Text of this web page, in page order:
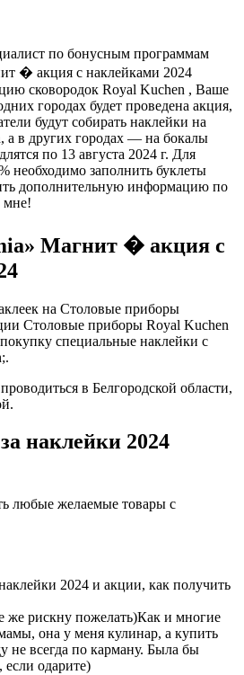
по бонусным программам
� акция с наклейками 2024
сковородок Royal Kuchen , Ваше
городах будет проведена акция,
будут собирать наклейки на
а в других городах — на бокалы
по 13 августа 2024 г. Для
необходимо заполнить буклеты
дополнительную информацию по
мне!
Магнит � акция с
на Столовые приборы
Столовые приборы Royal Kuchen
покупку специальные наклейки с
в Белгородской области,
наклейки 2024
любые желаемые товары с
2024 и акции, как получить
рискну пожелать)Как и многие
она у меня кулинар, а купить
не всегда по карману. Была бы
если одарите)